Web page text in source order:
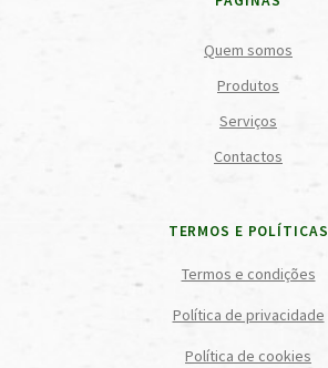
Quem somos
Produtos
Serviços
Contactos
TERMOS E POLÍTICAS
Termos e condições
Política de privacidade
Política de cookies